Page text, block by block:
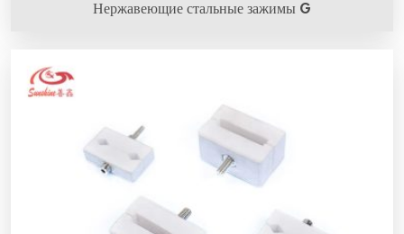
Нержавеющие стальные зажимы G
нержавеющей стали, с его помощью оплетка провода
крепится к нагревательным элементам из карбида
кремния.